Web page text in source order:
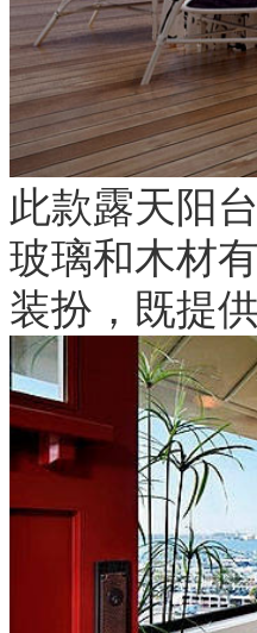
此款露天阳
玻璃和木材
装扮，既提